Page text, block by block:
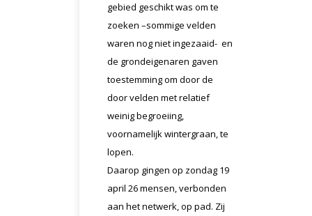
gebied geschikt was om te
zoeken –sommige velden
waren nog niet ingezaaid- en
de grondeigenaren gaven
toestemming om door de
door velden met relatief
weinig begroeiing,
voornamelijk wintergraan, te
lopen.
Daarop gingen op zondag 19
april 26 mensen, verbonden
aan het netwerk, op pad. Zij